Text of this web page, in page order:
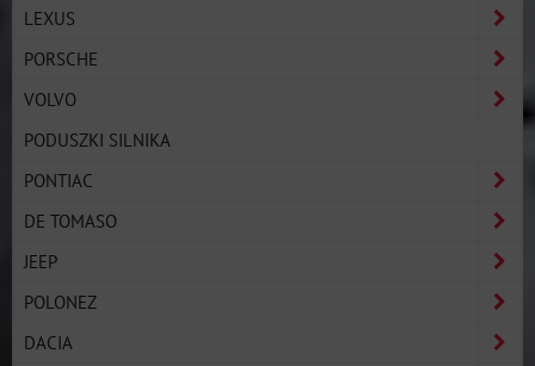
LEXUS
PORSCHE
VOLVO
PODUSZKI SILNIKA
PONTIAC
DE TOMASO
JEEP
POLONEZ
DACIA